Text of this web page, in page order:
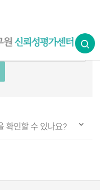
확인할 수 있나요?